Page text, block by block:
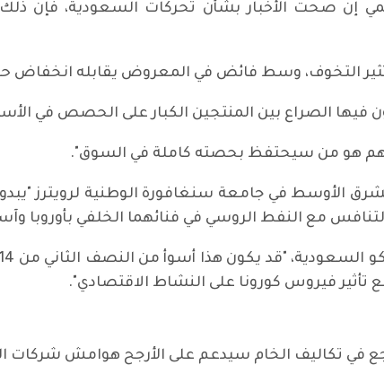
إن صحت الأخبار بشأن تحركات السعودية،
التخوف، وسط فائض في المعروض يقابله انخفاض
فيها الصراع بين المنتجين الكبار على الحصص في
هو من سيحتفظ بحصته كاملة في السوق".
الأوسط في جامعة سنغافورة الوطنية لرويترز
مع النفط الروسي في فنائهما الخلفي بأوروبا
فيروس كورونا على النشاط الاقتصادي".
في تكاليف الخام سيدعم على الأرجح هوامش شركات